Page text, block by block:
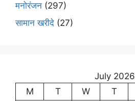
मनोरंजन (297)
सामान खरीदे (27)
July 2026
M
T W T